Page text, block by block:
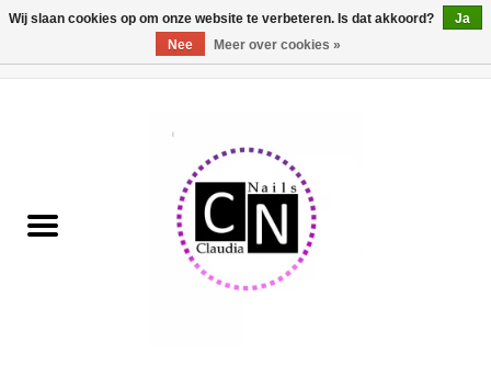
Pedicure producten
Wij slaan cookies op om onze website te verbeteren. Is dat akkoord?
Ja
Nee
Meer over cookies »